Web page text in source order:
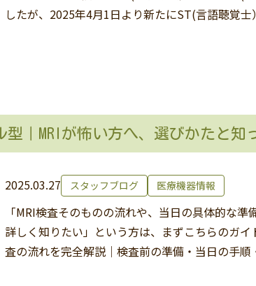
したが、2025年4月1日より新たにST(言語聴覚
型｜MRIが怖い方へ、選びかたと知
2025.03.27 スタッフブログ 医療機器情報
「MRI検査そのものの流れや、当日の具体的な
詳しく知りたい」という方は、まずこちらのガ
査の流れを完全解説｜検査前の準備・当日の手